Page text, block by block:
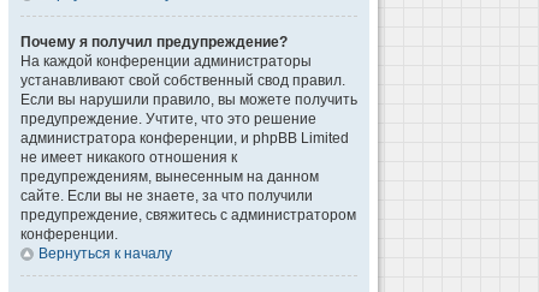
Почему я получил предупреждение?
На каждой конференции администраторы
устанавливают свой собственный свод правил.
Если вы нарушили правило, вы можете получить
предупреждение. Учтите, что это решение
администратора конференции, и phpBB Limited
не имеет никакого отношения к
предупреждениям, вынесенным на данном
сайте. Если вы не знаете, за что получили
предупреждение, свяжитесь с администратором
конференции.
Вернуться к началу